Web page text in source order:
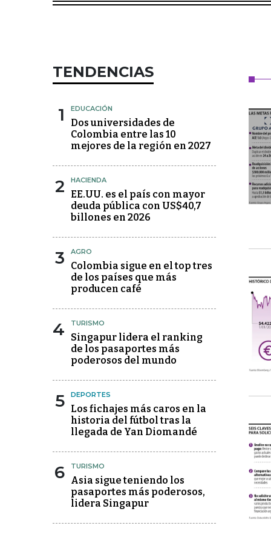
TENDENCIAS
1 EDUCACIÓN
Dos universidades de
Colombia entre las 10
mejores de la región en 2027
2 HACIENDA
EE.UU. es el país con mayor
deuda pública con US$40,7
billones en 2026
3 AGRO
Colombia sigue en el top tres
de los países que más
producen café
4 TURISMO
Singapur lidera el ranking
de los pasaportes más
poderosos del mundo
5 DEPORTES
Los fichajes más caros en la
historia del fútbol tras la
llegada de Yan Diomandé
6 TURISMO
Asia sigue teniendo los
pasaportes más poderosos,
lidera Singapur